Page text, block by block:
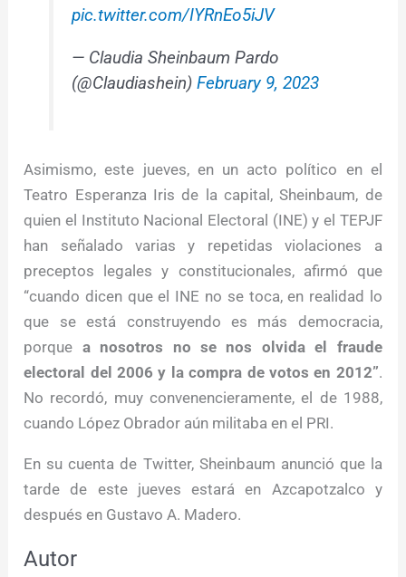
pic.twitter.com/IYRnEo5iJV
— Claudia Sheinbaum Pardo
(@Claudiashein)February 9, 2023
Asimismo, este jueves, en un acto político en el
Teatro Esperanza Iris de la capital, Sheinbaum, de
quien el Instituto Nacional Electoral (INE) y el TEPJF
han señalado varias y repetidas violaciones a
preceptos legales y constitucionales, afirmó que
“cuando dicen que el INE no se toca, en realidad lo
que se está construyendo es más democracia,
porque a nosotros no se nos olvida el fraude
electoral del 2006 y la compra de votos en 2012”.
No recordó, muy convenencieramente, el de 1988,
cuando López Obrador aún militaba en el PRI.
En su cuenta de Twitter, Sheinbaum anunció que la
tarde de este jueves estará en Azcapotzalco y
después en Gustavo A. Madero.
Autor